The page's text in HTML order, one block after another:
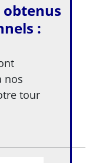
obtenus
:
nos
tour